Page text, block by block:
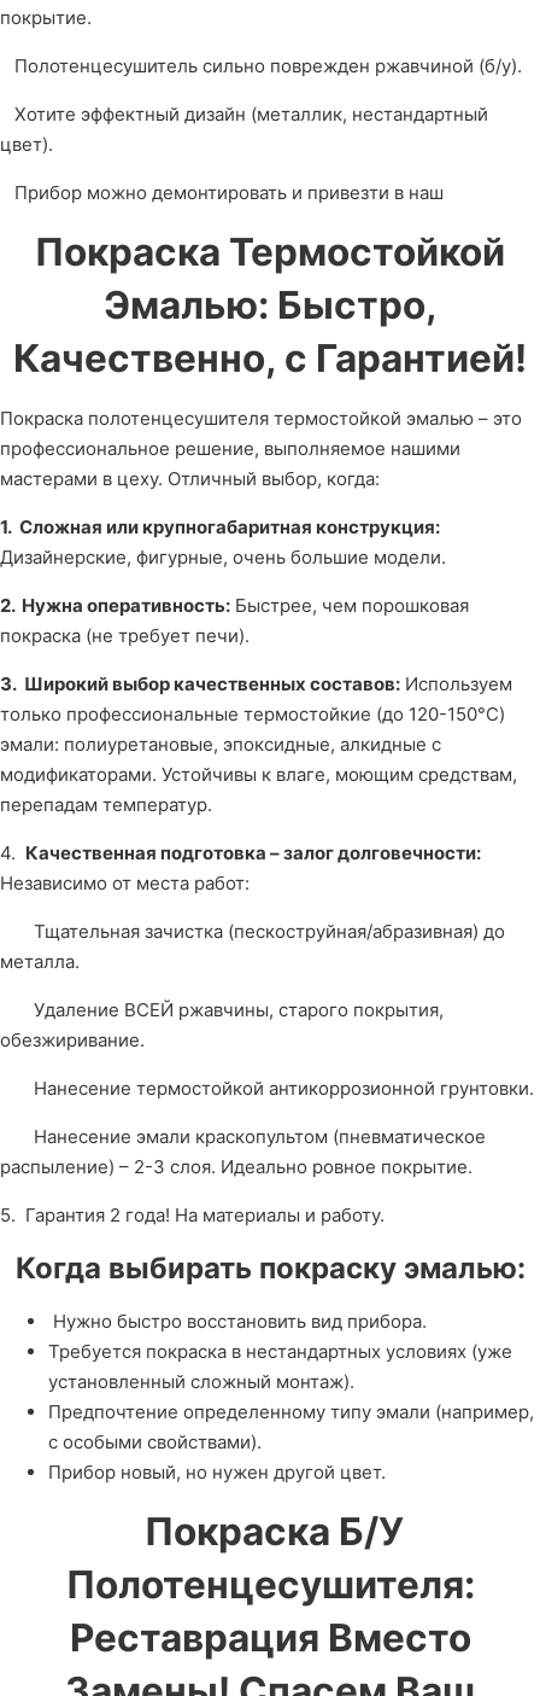
покрытие.
Полотенцесушитель сильно поврежден ржавчиной (б/у).
Хотите эффектный дизайн (металлик, нестандартный
цвет).
Прибор можно демонтировать и привезти в наш
Покраска Термостойкой
Эмалью: Быстро,
Качественно, с Гарантией!
Покраска полотенцесушителя термостойкой эмалью – это
профессиональное решение, выполняемое нашими
мастерами в цеху. Отличный выбор, когда:
1. Сложная или крупногабаритная конструкция:
Дизайнерские, фигурные, очень большие модели.
2. Нужна оперативность: Быстрее, чем порошковая
покраска (не требует печи).
3. Широкий выбор качественных составов: Используем
только профессиональные термостойкие (до 120-150°C)
эмали: полиуретановые, эпоксидные, алкидные с
модификаторами. Устойчивы к влаге, моющим средствам,
перепадам температур.
4. Качественная подготовка – залог долговечности:
Независимо от места работ:
Тщательная зачистка (пескоструйная/абразивная) до
металла.
Удаление ВСЕЙ ржавчины, старого покрытия,
обезжиривание.
Нанесение термостойкой антикоррозионной грунтовки.
Нанесение эмали краскопультом (пневматическое
распыление) – 2-3 слоя. Идеально ровное покрытие.
5. Гарантия 2 года! На материалы и работу.
Когда выбирать покраску эмалью:
Нужно быстро восстановить вид прибора.
Требуется покраска в нестандартных условиях (уже
установленный сложный монтаж).
Предпочтение определенному типу эмали (например,
с особыми свойствами).
Прибор новый, но нужен другой цвет.
Покраска Б/У
Полотенцесушителя:
Реставрация Вместо